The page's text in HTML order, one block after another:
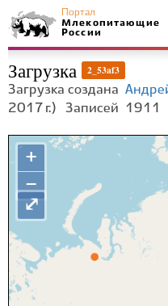
Портал
Млекопитающие
России
Загрузка 2_53af3
Загрузка создана
2017 г.) Записей 1911
+
−
⤢